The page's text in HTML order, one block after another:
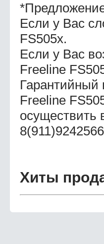
Если у Вас
FS505x.
Если у Вас
Freeline
Гарантийный
Freeline
осуществить
Хиты